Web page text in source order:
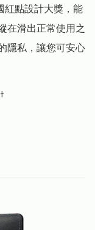
點設計大獎，能
在滑出正常使用之
隱私，讓您可安心